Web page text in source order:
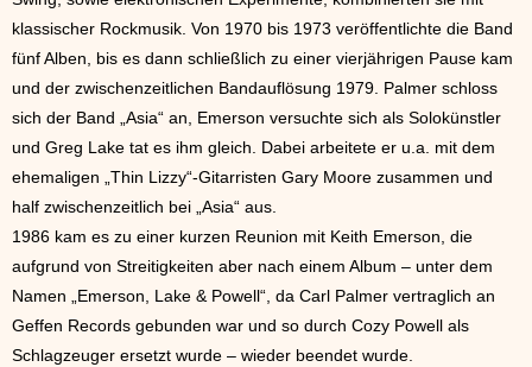
klassischer Rockmusik. Von 1970 bis 1973 veröffentlichte die Band
fünf Alben, bis es dann schließlich zu einer vierjährigen Pause kam
und der zwischenzeitlichen Bandauflösung 1979. Palmer schloss
sich der Band „Asia“ an, Emerson versuchte sich als Solokünstler
und Greg Lake tat es ihm gleich. Dabei arbeitete er u.a. mit dem
ehemaligen „Thin Lizzy“-Gitarristen Gary Moore zusammen und
half zwischenzeitlich bei „Asia“ aus.
1986 kam es zu einer kurzen Reunion mit Keith Emerson, die
aufgrund von Streitigkeiten aber nach einem Album – unter dem
Namen „Emerson, Lake & Powell“, da Carl Palmer vertraglich an
Geffen Records gebunden war und so durch Cozy Powell als
Schlagzeuger ersetzt wurde – wieder beendet wurde.